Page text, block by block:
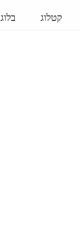
קטלוג בלוג